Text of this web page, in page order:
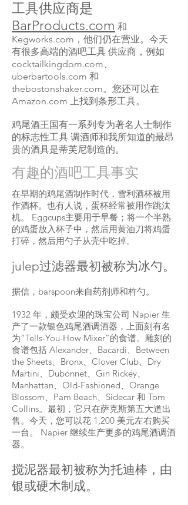
工具供应商是
BarProducts.com 和
Kegworks.com，他们仍在营业。今天
有很多高端的酒吧工具 供应商，例如
cocktailkingdom.com、
uberbartools.com 和
thebostonshaker.com。您还可以在
Amazon.com 上找到条形工具。
鸡尾酒王国有一系列专为著名人士制作
的标志性工具 调酒师和我所知道的最昂
贵的酒具是蒂芙尼制造的。
有趣的酒吧工具事实
在早期的鸡尾酒制作时代，雪利酒杯被用
作酒杯。也有人说，蛋杯经常被用作跳汰
机。 Eggcups主要用于早餐；将一个半熟
的鸡蛋放入杯子中，然后用黄油刀将鸡蛋
打碎，然后用勺子从壳中吃掉。
julep过滤器最初被称为冰勺。
据信，barspoon来自药剂师和杵勺。
1932 年，颇受欢迎的珠宝公司 Napier 生
产了一款银色鸡尾酒调酒器，上面刻有名
为“Tells-You-How Mixer”的食谱。雕刻的
食谱包括 Alexander、Bacardi、Between
the Sheets、Bronx、Clover Club、Dry
Martini、Dubonnet、Gin Rickey、
Manhattan、Old-Fashioned、Orange
Blossom、Pam Beach、Sidecar 和 Tom
Collins。最初，它只在萨克斯第五大道出
售。今天，您可以花 1,200 美元左右购买
一台。 Napier 继续生产更多的鸡尾酒调酒
器。
搅泥器最初被称为托迪棒，由
银或硬木制成。